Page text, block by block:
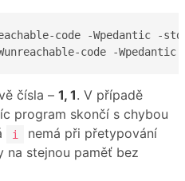
code -Wpedantic -
code -
čísla – 1, 1. V případě
program skončí s chybou
i
nemá při přetypování
na stejnou paměť bez